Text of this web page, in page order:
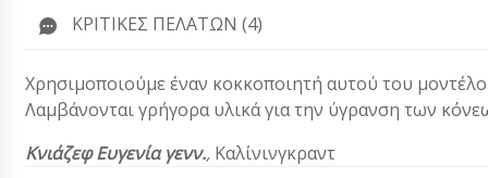
ΚΡΙΤΙΚΈΣ ΠΕΛΑΤΏΝ (4)
Χρησιμοποιούμε έναν κοκκοποιητή αυτού του
Λαμβάνονται γρήγορα υλικά για την ύγρανση των
Κνιάζεφ Ευγενία γενν., Καλίνινγκραντ